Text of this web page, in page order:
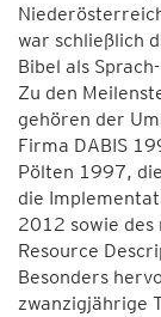
war schließlich
Bibel als
Zu den
gehören der
Firma DABIS
Pölten 1997,
die
2012 sowie des
Resource
Besonders
zwanzigjährige